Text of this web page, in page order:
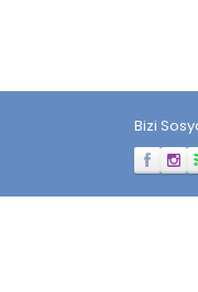
Bizi